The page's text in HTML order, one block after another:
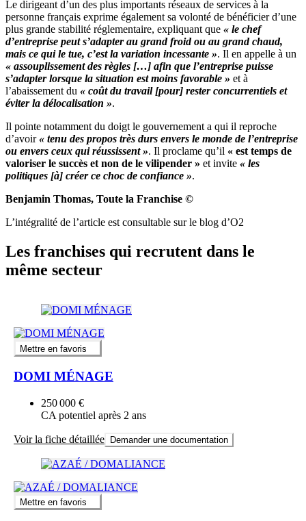
Le dirigeant d’un des plus importants réseaux de services à la
personne français exprime également sa volonté de bénéficier d’une
plus grande stabilité réglementaire, expliquant que « le chef
d’entreprise peut s’adapter au grand froid ou au grand chaud,
mais ce qui le tue, c’est la variation incessante ». Il en appelle à un
« assouplissement des règles […] afin que l’entreprise puisse
s’adapter lorsque la situation est moins favorable » et à
l’abaissement du « coût du travail [pour] rester concurrentiels et
éviter la délocalisation ».
Il pointe notamment du doigt le gouvernement a qui il reproche
d’avoir« tenu des propos très durs envers le monde de l’entreprise
ou envers ceux qui réussissent ». Il proclame qu’il « est temps de
valoriser le succès et non de le vilipender » et invite « les
politiques [à] créer ce choc de confiance ».
Benjamin Thomas, Toute la Franchise ©
L’intégralité de l’article est consultable sur le blog d’O2
Les franchises qui recrutent dans le
même secteur
Mettre en favoris
DOMI MÉNAGE
250 000 €
CA potentiel après 2 ans
Voir la fiche détaillée Demander une documentation
Mettre en favoris